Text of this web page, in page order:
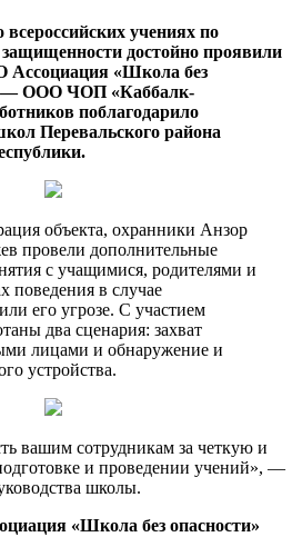
учениях по
достойно проявили
Ассоциация «Школа без
— ООО ЧОП «Каббалк-
поблагодарило
Перевальского района
объекта, охранники Анзор
провели дополнительные
с учащимися, родителями и
поведения в случае
его угрозе. С участием
два сценария: захват
лицами и обнаружение и
устройства.
вашим сотрудникам за четкую и
и проведении учений», —
школы.
«Школа без опасности»